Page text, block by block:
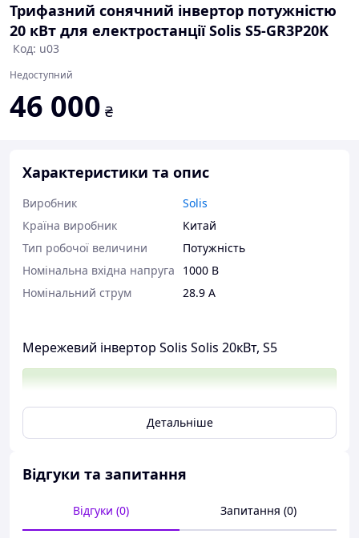
Трифазний сонячний інвертор потужністю
20 кВт для електростанції Solis S5-GR3P20K
Код: u03
Недоступний
46 000 ₴
Характеристики та опис
Виробник
Solis
Країна виробник
Китай
Тип робочої величини
Потужність
Номінальна вхідна напруга
1000 В
Номінальний струм
28.9 А
Мережевий інвертор Solis Solis 20кВт, S5
струму являє собою мережевий інвертор, і його
моделями 4G. Сонячні інвертори Solis 20 кВт підходять
для встановлення трифазної вентиляційної
Детальніше
Відгуки та запитання
Відгуки (0) Запитання (0)